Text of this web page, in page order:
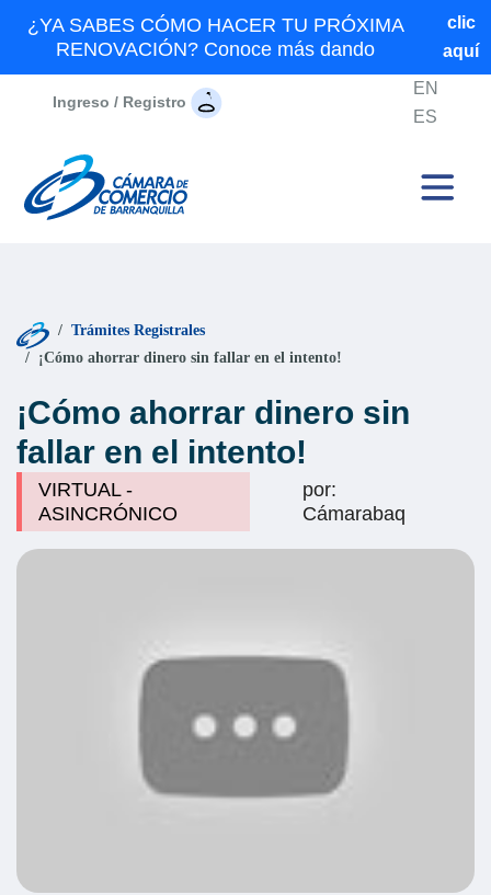
¿YA SABES CÓMO HACER TU PRÓXIMA
RENOVACIÓN? Conoce más dando
clic
aquí
Ingreso / Registro
EN
ES
Trámites Registrales
¡Cómo ahorrar dinero sin fallar en el intento!
¡Cómo ahorrar dinero sin
fallar en el intento!
VIRTUAL -
ASINCRÓNICO
por:
Cámarabaq